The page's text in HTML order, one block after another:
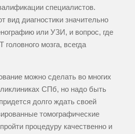
специалистов.
вид диагностики значительно
или УЗИ, и вопрос, где
мозга, всегда
можно сделать во многих
СПб, но надо быть
долго ждать своей
томографические
процедуру качественно и